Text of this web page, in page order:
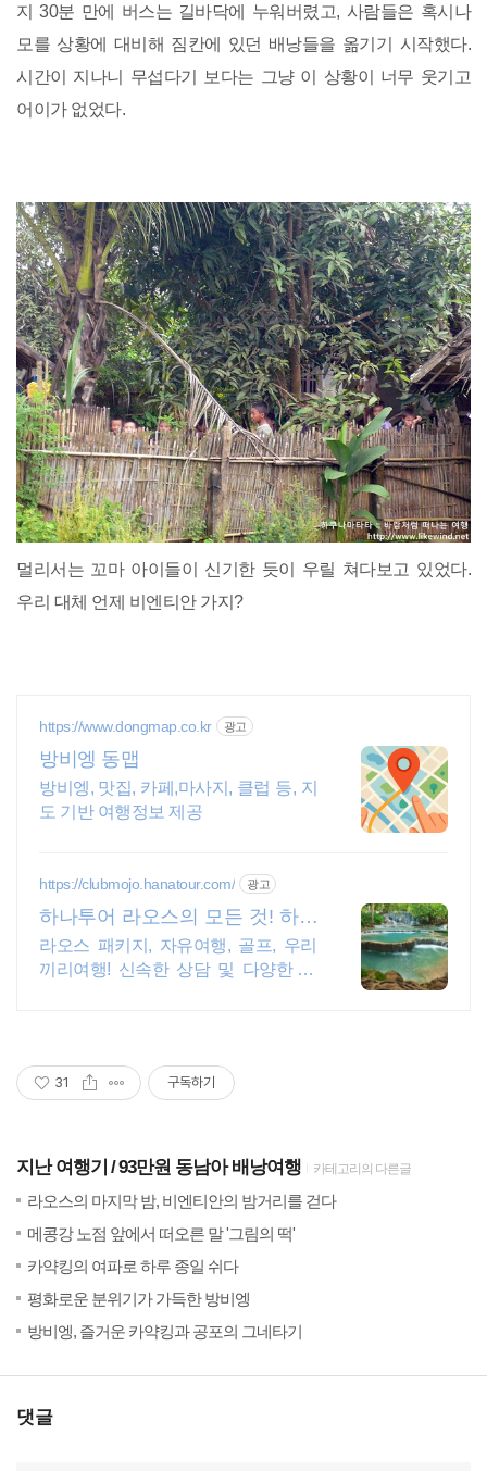
지 30분 만에 버스는 길바닥에 누워버렸고, 사람들은 혹시나
모를 상황에 대비해 짐칸에 있던 배낭들을 옮기기 시작했다.
시간이 지나니 무섭다기 보다는 그냥 이 상황이 너무 웃기고
어이가 없었다.
멀리서는 꼬마 아이들이 신기한 듯이 우릴 쳐다보고 있었다.
우리 대체 언제 비엔티안 가지?
https://www.dongmap.co.kr 광고
방비엥 동맵
방비엥, 맛집, 카페,마사지, 클럽 등, 지
도 기반 여행정보 제공
https://clubmojo.hanatour.com/ 광고
하나투어 라오스의 모든 것! 하나
투어 공식인증 예약센터
라오스 패키지, 자유여행, 골프, 우리
끼리여행! 신속한 상담 및 다양한 혜
31 구독하기
지난 여행기 93만원 동남아 배낭여행 카테고리의 다른글
라오스의 마지막 밤, 비엔티안의 밤거리를 걷다
메콩강 노점 앞에서 떠오른 말 '그림의 떡'
카약킹의 여파로 하루 종일 쉬다
평화로운 분위기가 가득한 방비엥
방비엥, 즐거운 카약킹과 공포의 그네타기
댓글